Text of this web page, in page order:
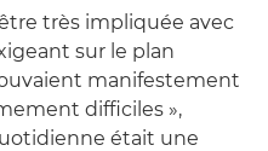
très impliquée avec
sur le plan
manifestement
difficiles »,
était une